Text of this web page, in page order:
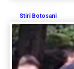
Stiri Botosani